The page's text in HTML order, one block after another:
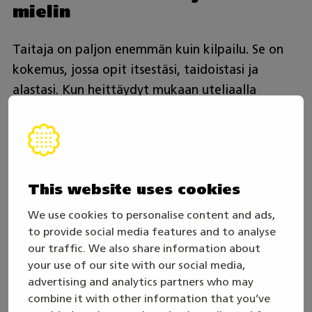
This website uses cookies
We use cookies to personalise content and ads,
to provide social media features and to analyse
our traffic. We also share information about
your use of our site with our social media,
advertising and analytics partners who may
combine it with other information that you’ve
mielin
Taitaja on paljon enemmän kuin kilpailu. Se on
kokemus, jossa opit itsestäsi, taidoistasi ja
alastasi. Kun heittäydyt mukaan uteliaalla
jotka kantavat pitkälle tulevaisuuteen.
Mukana ammattilaisten
arjessa jo vuodesta 1919
Kiillon tuotteet ovat osa monien ammattilaisten
päivittäistä työtä – rakennustyömailta
teollisuuteen ja palvelualoille, joissa hygienia ja
turvallisuus ovat keskiössä.Kotimaiset Kiilto Pro-